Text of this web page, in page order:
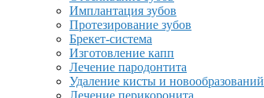
Имплантация зубов
Протезирование зубов
Брекет-система
Изготовление капп
Лечение пародонтита
Удаление кисты и новообразований
Лечение перикоронита